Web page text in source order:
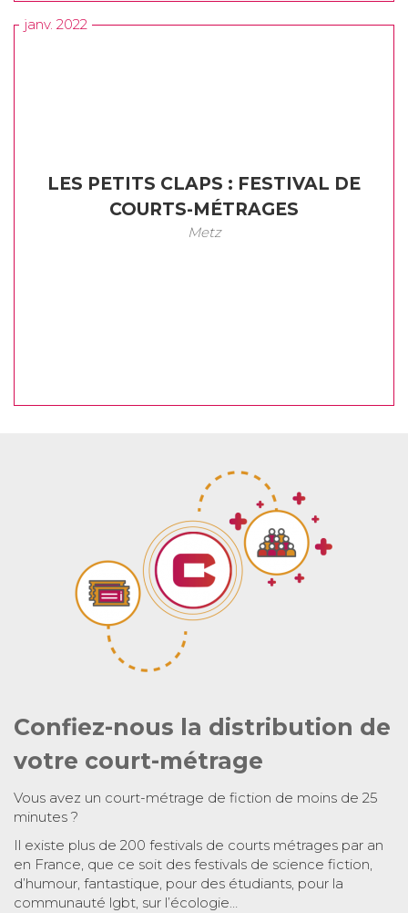
janv. 2022
LES PETITS CLAPS : FESTIVAL DE
COURTS-MÉTRAGES
Metz
Confiez-nous la distribution de
votre court-métrage
Vous avez un court-métrage de fiction de moins de 25
minutes ?
Il existe plus de 200 festivals de courts métrages par an
en France, que ce soit des festivals de science fiction,
d’humour, fantastique, pour des étudiants, pour la
communauté lgbt, sur l’écologie…